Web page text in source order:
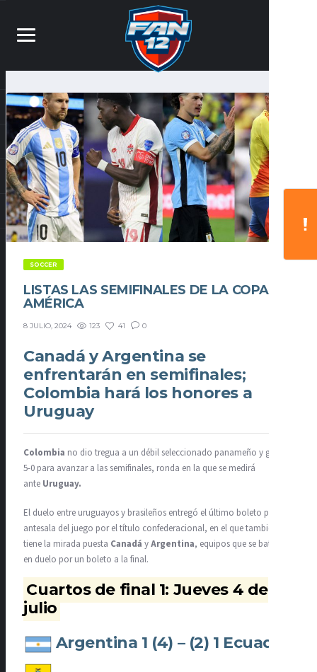
SOCCER
LISTAS LAS SEMIFINALES DE LA COPA
AMÉRICA
8 JULIO, 2024 123 41 0
Canadá y Argentina se
enfrentarán en semifinales;
Colombia hará los honores a
Uruguay
Colombia no dio tregua a un débil seleccionado panameño y goleó
5-0 para avanzar a las semifinales, ronda en la que se medirá
ante Uruguay.
El duelo entre uruguayos y brasileños entregó el último boleto para la
antesala del juego por el título confederacional, en el que también
tiene la mirada puesta Canadá yArgentina, equipos que se batirán
en duelo por un boleto a la final.
Cuartos de final 1: Jueves 4 de
julio
Argentina 1 (4) – (2) 1 Ecuador